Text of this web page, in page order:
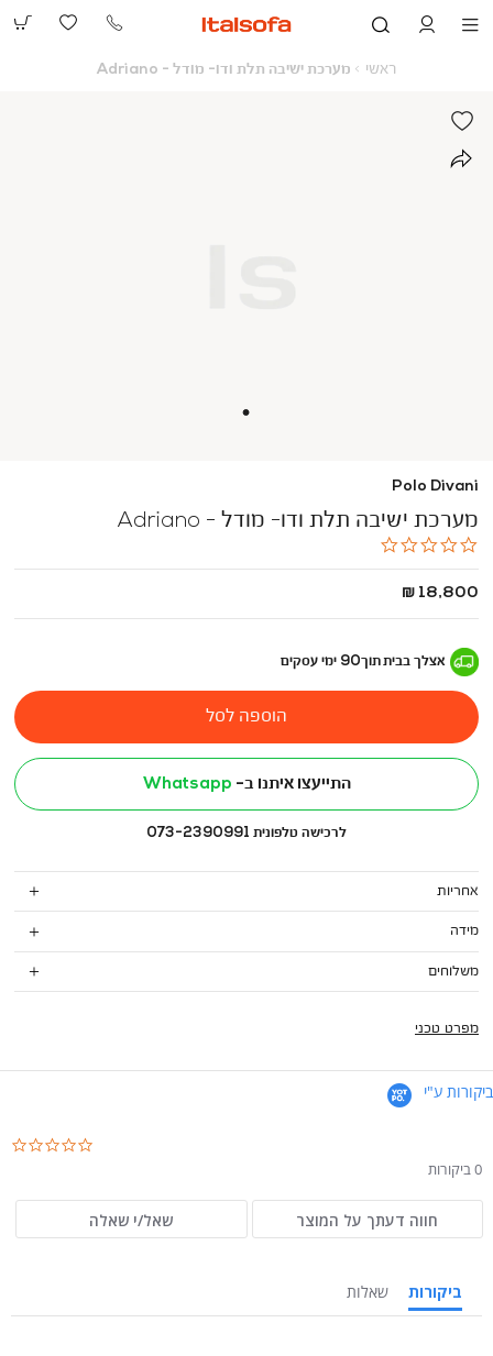
073-
ראשי ראשי
מערכת ישיבה תלת ודו- מודל - Adriano
Polo Divani
מערכת ישיבה תלת ודו- מודל - Adriano
החל
18,800 ₪
אצלך בביתתוך90 ימי עסקים
הוספה לסל
התייעצו איתנו ב- Whatsapp
לרכישה טלפונית 073-2390991
אחריות
מידה
משלוחים
מפרט טכני
ביקורות ע"י
0 ביקורות
חווה דעתך על המוצר שאל/י שאלה
ביקורות שאלות